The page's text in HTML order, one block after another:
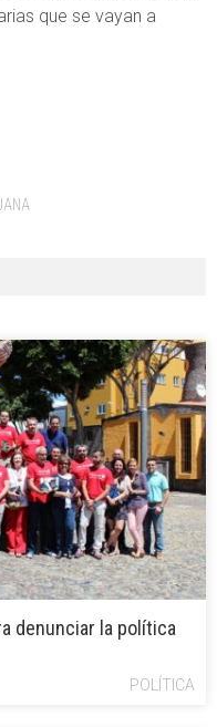
que se vayan a
denunciar la política
POLÍTICA